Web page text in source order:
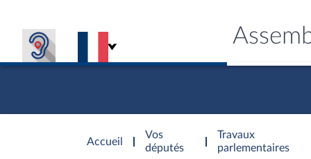
Accueil
d'accueil
Vos
députés
Travaux
parlementaires